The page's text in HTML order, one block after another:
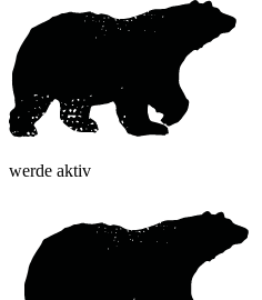
werde aktiv